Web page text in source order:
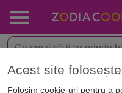
< Bijuterii norocoase Brățări
Acest site
Folosim cookie-uri pentru a